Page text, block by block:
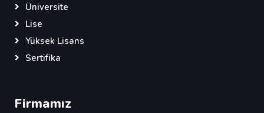
Üniversite
Lise
Yüksek Lisans
Sertifika
Firmamız